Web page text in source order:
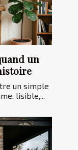
un
un simple
lisible,...